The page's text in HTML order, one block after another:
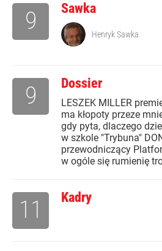
Sawka
9 Henryk Sawka
Dossier
LESZEK MILLER
ma kłopoty przeze
gdy pyta, dlaczego
w szkole "Trybuna"
przewodniczący
w ogóle się rumienię
9
Kadry
11